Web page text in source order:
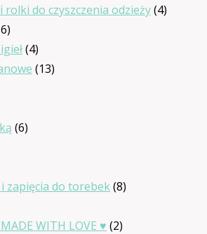
produkty
rolki do czyszczenia odzieży 44
16
produktów
44
produkty
1313
66
zapięcia do torebek 88
WITH LOVE ♥ 22